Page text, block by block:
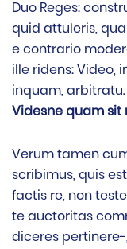
Duo Reges:
quid attuleris,
e contrario
ille ridens: Video,
inquam,
Videsne quam sit
Verum tamen
scribimus, quis
factis re, non
te auctoritas
diceres pertinere-